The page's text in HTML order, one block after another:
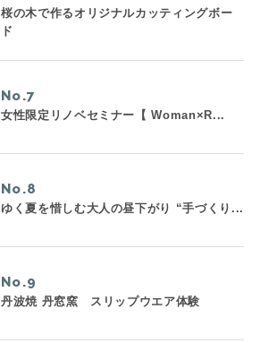
桜の木で作るオリジナルカッティングボー
ド
No.
女性限定リノベセミナー【 Woman×R...
No.
ゆく夏を惜しむ大人の昼下がり “手づくり...
No.
丹波焼 丹窓窯 スリップウエア体験